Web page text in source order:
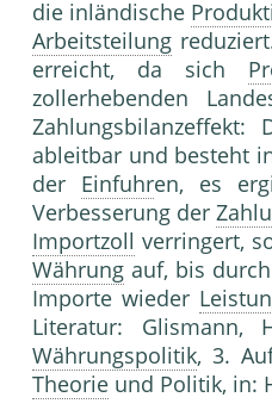
die inländische
Arbeitsteilung
erreicht, da sich
zollerhebenden
Zahlungsbilanzeffekt:
ableitbar und besteht
der Einfuhren, es
Verbesserung der
Importzoll verringert,
Währung auf, bis
Importe wieder
Literatur: Glismann,
Währungspolitik, 3.
Theorie und Politik, in: